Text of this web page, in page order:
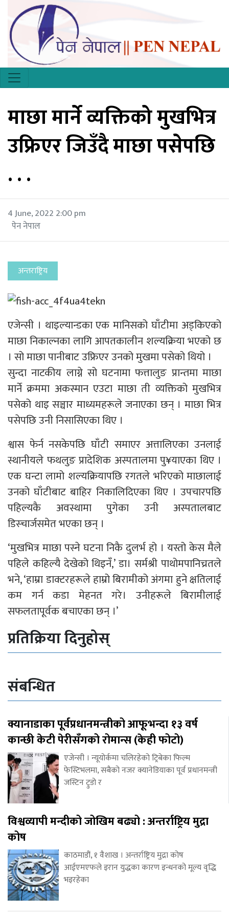
माछा मार्ने व्यक्तिको मुखभित्र
उफ्रिएर जिउँदै माछा पसेपछि
. . .
4 June, 2022 2:00 pm
पेन नेपाल
अन्तराष्ट्रिय
एजेन्सी । थाइल्यान्डका एक मानिसको घाँटीमा अड्किएको
माछा निकाल्नका लागि आपतकालीन शल्यक्रिया भएको छ
। सो माछा पानीबाट उफ्रिएर उनको मुखमा पसेको थियो ।
सुन्दा नाटकीय लाग्ने सो घटनामा फत्तालुङ प्रान्तमा माछा
मार्ने क्रममा अकस्मान एउटा माछा ती व्यक्तिको मुखभित्र
पसेको थाइ सञ्चार माध्यमहरूले जनाएका छन् । माछा भित्र
पसेपछि उनी निसासिएका थिए ।
श्वास फेर्न नसकेपछि घाँटी समाएर अत्तालिएका उनलाई
स्थानीयले फथलुङ प्रादेशिक अस्पतालमा पु¥याएका थिए ।
एक घन्टा लामो शल्यक्रियापछि रगतले भरिएको माछालाई
उनको घाँटीबाट बाहिर निकालिदिएका थिए । उपचारपछि
पहिल्यकै अवस्थामा पुगेका उनी अस्पतालबाट
डिस्चार्जसमेत भएका छन् ।
‘मुखभित्र माछा पस्ने घटना निकै दुलर्भ हो । यस्तो केस मैले
पहिले कहिल्यै देखेको थिइनँ,’ डा। सर्मश्री पाथोमपानिच्रतले
भने, ‘हाम्रा डाक्टरहरूले हाम्रो बिरामीको अंगमा हुने क्षतिलाई
कम गर्न कडा मेहनत गरे। उनीहरूले बिरामीलाई
सफलतापूर्वक बचाएका छन् ।’
प्रतिक्रिया दिनुहोस्
संबन्धित
क्यानाडाका पूर्वप्रधानमन्त्रीको आफूभन्दा १३ वर्ष
कान्छी केटी पेरीसँगको रोमान्स (केही फोटो)
एजेन्सी । न्यूयोर्कमा चलिरहेको ट्रिबेका फिल्म
फेस्टिभलमा, सबैको नजर क्यानेडियाका पूर्व प्रधानमन्त्री
जस्टिन ट्रुडो र
विश्वव्यापी मन्दीको जोखिम बढ्यो : अन्तर्राष्ट्रिय मुद्रा
कोष
काठमाडौं, १ वैशाख । अन्तर्राष्ट्रिय मुद्रा कोष
आईएमएफले इरान युद्धका कारण इन्धनको मूल्य वृद्धि
भइरहेका